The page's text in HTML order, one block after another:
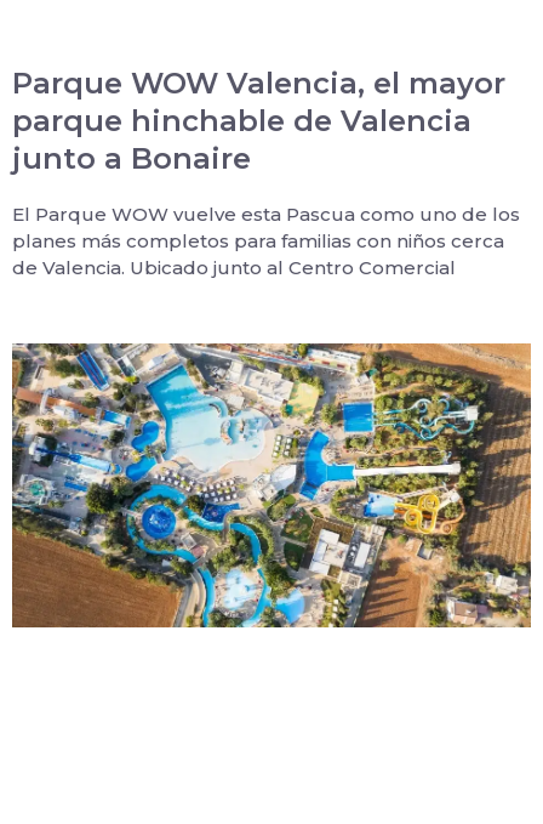
Parque WOW Valencia, el mayor
parque hinchable de Valencia
junto a Bonaire
El Parque WOW vuelve esta Pascua como uno de los
planes más completos para familias con niños cerca
de Valencia. Ubicado junto al Centro Comercial